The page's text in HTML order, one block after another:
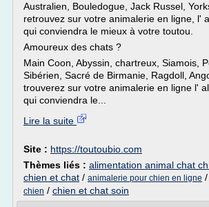
Australien, Bouledogue, Jack Russel,
retrouvez sur votre animalerie en ligne, l'
qui conviendra le mieux à votre toutou.
Amoureux des chats ?
Main Coon, Abyssin, chartreux, Siamois,
Sibérien, Sacré de Birmanie, Ragdoll,
trouverez sur votre animalerie en ligne l'
qui conviendra le...
Lire la suite
Site : https://toutoubio.com
Thèmes liés : alimentation animal chat
chien et chat / animalerie pour chien en ligne /
chien / chien et chat soin